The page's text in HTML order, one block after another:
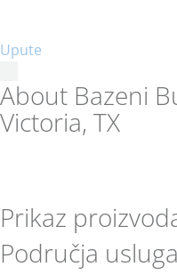
Upute
About Bazeni
Victoria, TX
Prikaz
Područja usluga